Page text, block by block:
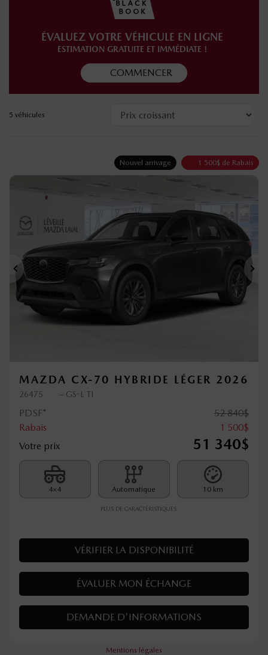
ÉVALUEZ VOTRE VÉHICULE EN LIGNE
ESTIMATION GRATUITE ET IMMÉDIATE !
COMMENCER
5 véhicules
Nouvel arrivage 1 500$ de Rabais
Précédent
MAZDA CX-70 HYBRIDE LÉGER 2026
26475 – GS-L TI
PDSF* 52 840$
Rabais
1 500$
Votre prix
51 340$
4×4 Automatique 10 km
PLUS DE CARACTÉRISTIQUES
VÉRIFIER LA DISPONIBILITÉ
ÉVALUER MON ÉCHANGE
DEMANDE D'INFORMATIONS
Mentions légales